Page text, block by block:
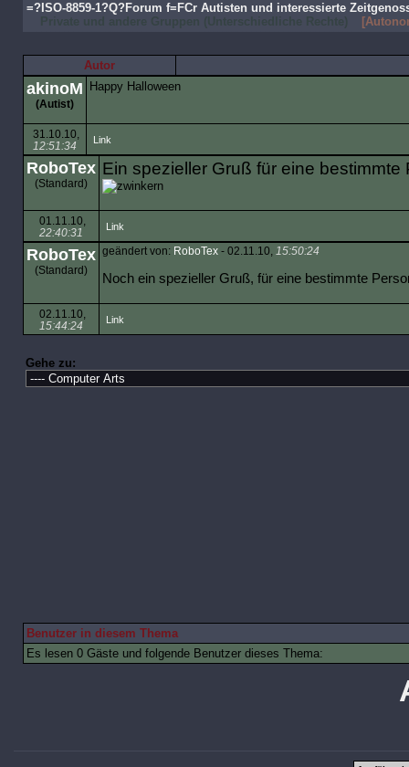
=?ISO-8859-1?Q?Forum f=FCr Autisten und interessierte
Autor
akinoM
(Autist)
Happy Halloween
31.10.10,
12:51:34
Link
RoboTex
(Standard)
Ein spezieller Gruß für eine
01.11.10,
22:40:31
Link
RoboTex
(Standard)
geändert von: RoboTex- 02.11.10, 15:50:24
Noch ein spezieller Gruß, für eine bestimmte
02.11.10,
15:44:24
Link
Gehe zu:
Benutzer in diesem Thema
Es lesen 0 Gäste und folgende Benutzer dieses Thema: